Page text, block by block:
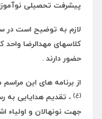
پیشرفت تحصیلی
کلاسهای مهدالرضا
حضور دارند .
از برنامه های این
(ع) ، تقدیم هدایایی به
جهت نونهالان و اولیاء